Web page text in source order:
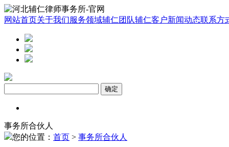
网站首页关于我们服务领域辅仁团队辅仁客户新闻动态联系方
事务所合伙人
您的位置： 首页 > 事务所合伙人